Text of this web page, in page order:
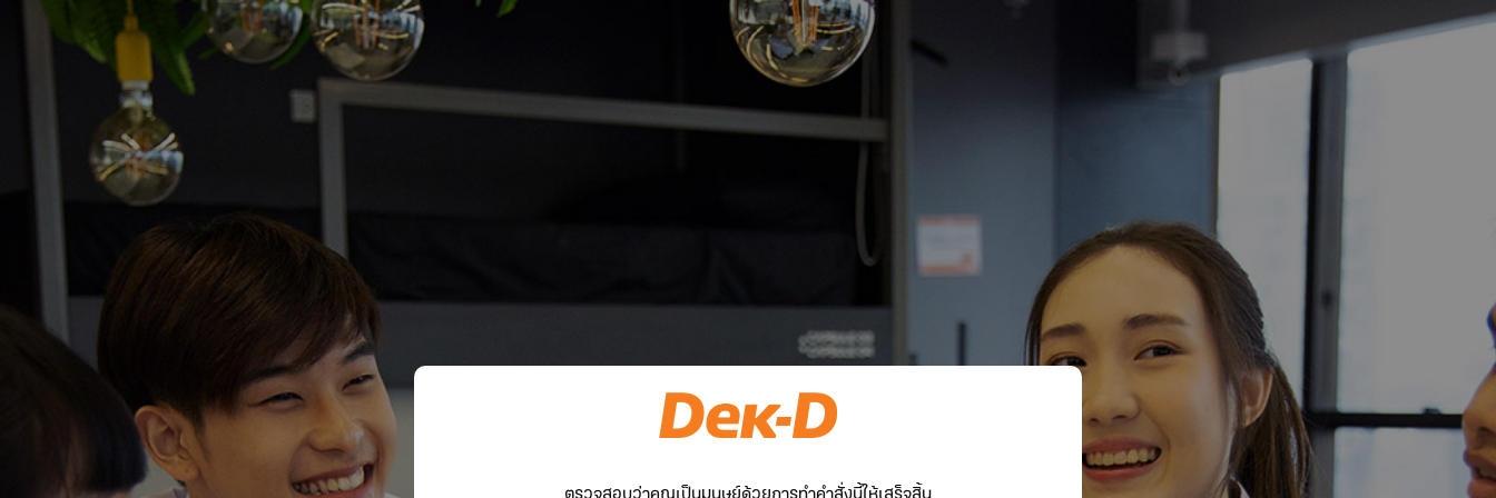
ตรวจสอบว่าคุณเป็นมนุษย์ด้วยการทำคำสั่งนี้ให้เสร็จสิ้น